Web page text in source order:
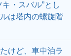
・スバル”とし
は塔内の螺旋階
けど、車中泊ラ